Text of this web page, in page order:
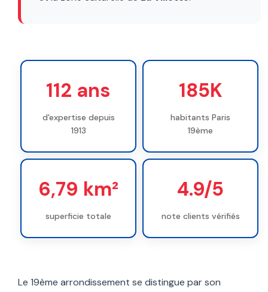
112 ans
d'expertise depuis
1913
185K
habitants Paris
19ème
6,79 km²
superficie totale
4.9/5
note clients vérifiés
Le 19ème arrondissement se distingue par son